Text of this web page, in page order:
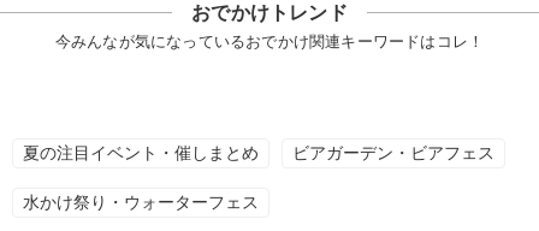
おでかけトレンド
今みんなが気になっているおでかけ関連キーワードはコレ！
夏の注目イベント・催しまとめ ビアガーデン・ビアフェス
水かけ祭り・ウォーターフェス